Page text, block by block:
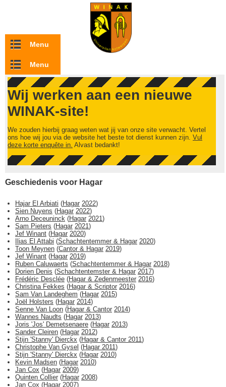
Overslaan en naar de inhoud gaan
Menu
Menu
Wij werken aan een nieuwe
WINAK-site!
We zouden hierbij graag weten wat jij van onze site verwacht. Vertel
ons hoe wij jou via de website het beste tot dienst kunnen zijn. Vul
deze korte enquête in. Alvast bedankt!
Geschiedenis voor Hagar
Hajar El Arbiati (Hagar 2022)
Sien Nuyens (Hagar 2022)
Arno Deceuninck (Hagar 2021)
Sam Pieters (Hagar 2021)
Jef Winant (Hagar 2020)
Ilias El Attabi (Schachtentemmer & Hagar 2020)
Toon Meynen (Cantor & Hagar 2019)
Jef Winant (Hagar 2019)
Ruben Caluwaerts (Schachtentemmer & Hagar 2018)
Dorien Denis (Schachtentemster & Hagar 2017)
Frédéric Desclée (Hagar & Zedenmeester 2016)
Christina Fekkes (Hagar & Scriptor 2016)
Sam Van Landeghem (Hagar 2015)
Joël Holsters (Hagar 2014)
Senne Van Loon (Hagar & Cantor 2014)
Wannes Naudts (Hagar 2013)
Joris 'Jos' Demetsenaere (Hagar 2013)
Sander Cleiren (Hagar 2012)
Stijn 'Stanny' Dierckx (Hagar & Cantor 2011)
Christophe Van Gysel (Hagar 2011)
Stijn 'Stanny' Dierckx (Hagar 2010)
Kevin Madsen (Hagar 2010)
Jan Cox (Hagar 2009)
Quinten Collier (Hagar 2008)
Jan Cox (Hagar 2007)